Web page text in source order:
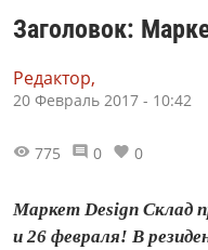
Заголовок:
Редактор,
20 Февраль 2017 - 10:42
775 0 0
Маркет Design Склад
и 26 февраля! В